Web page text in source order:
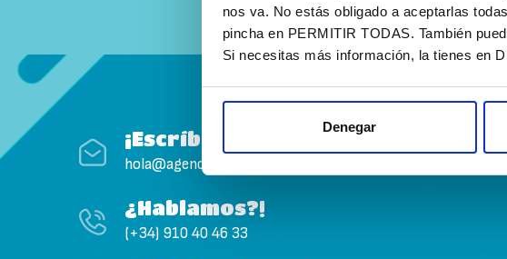
nos va. No estás obligado a aceptarlas
pincha en PERMITIR TODAS. También
Si necesitas más información, la tienes en
Denegar
¡Escríbenos!
hola@agenciapisto.com
¿Hablamos?!
(+34) 910 40 46 33